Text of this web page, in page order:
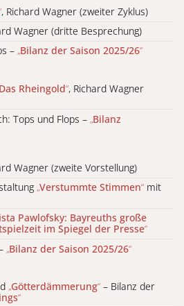
, Richard Wagner (zweiter Zyklus)
Wagner (dritte Besprechung)
– „Bilanz der Saison 2025/26“
Das Rheingold“, Richard Wagner
Tops und Flops – „Bilanz
Wagner (zweite Vorstellung)
„Verstummte Stimmen“ mit
Pawlofsky: Bayreuths große
im Spiegel der Presse“
„Bilanz der Saison 2025/26“
„Götterdämmerung“ – Bilanz der
“